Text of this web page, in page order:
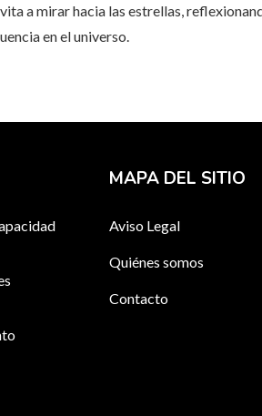
a mirar hacia las estrellas,
en el universo.
MAPA DEL SITIO
Aviso Legal
Quiénes somos
Contacto